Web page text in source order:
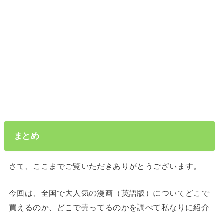
まとめ
さて、ここまでご覧いただきありがとうございます。
今回は、全国で大人気の漫画（英語版）についてどこで
買えるのか、どこで売ってるのかを調べて私なりに紹介